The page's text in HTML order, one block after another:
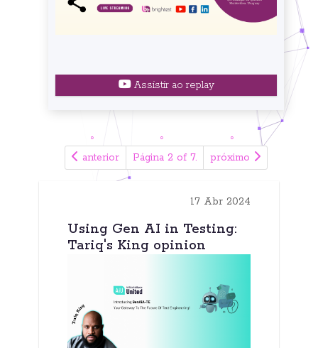
Assistir ao replay
anterior Página 2 of 7. próximo
17 Abr 2024
Using Gen AI in Testing:
Tariq's King opinion